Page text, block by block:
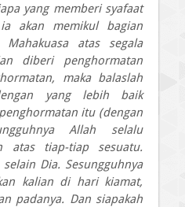
yang memberi syafaat
akan memikul bagian
atas segala
diberi penghormatan
maka balaslah
yang lebih baik
itu (dengan
Allah selalu
atas tiap-tiap sesuatu.
Dia. Sesungguhnya
kalian di hari kiamat,
padanya. Dan siapakah